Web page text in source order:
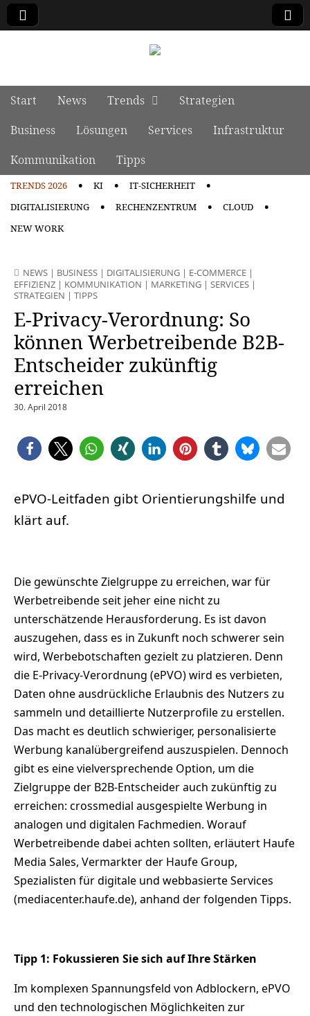
Main menu
Skip to content
Start News Trends
Strategien
Business
Lösungen Services
Infrastruktur
Kommunikation
Tipps
TRENDS 2026 KI
IT-SICHERHEIT
DIGITALISIERUNG
RECHENZENTRUM
CLOUD
NEW WORK
NEWS | BUSINESS | DIGITALISIERUNG | E-COMMERCE |
EFFIZIENZ | KOMMUNIKATION | MARKETING | SERVICES |
STRATEGIEN | TIPPS
E-Privacy-Verordnung: So
können Werbetreibende B2B-
Entscheider zukünftig
erreichen
30. April 2018
ePVO-Leitfaden gibt Orientierungshilfe und
klärt auf.
Die gewünschte Zielgruppe zu erreichen, war für
Werbetreibende seit jeher eine nicht zu
unterschätzende Herausforderung. Es ist davon
auszugehen, dass es in Zukunft noch schwerer sein
wird, Werbebotschaften gezielt zu platzieren. Denn
die E-Privacy-Verordnung (ePVO) wird es verbieten,
Daten ohne ausdrückliche Erlaubnis des Nutzers zu
sammeln und detaillierte Nutzerprofile zu erstellen.
Das macht es deutlich schwieriger, personalisierte
Werbung kanalübergreifend auszuspielen. Dennoch
gibt es eine vielversprechende Option, um die
Zielgruppe der B2B-Entscheider auch zukünftig zu
erreichen: crossmedial ausgespielte Werbung in
analogen und digitalen Fachmedien. Worauf
Werbetreibende dabei achten sollten, erläutert Haufe
Media Sales, Vermarkter der Haufe Group,
Spezialisten für digitale und webbasierte Services
(mediacenter.haufe.de), anhand der folgenden Tipps.
Tipp 1: Fokussieren Sie sich auf Ihre Stärken
Im komplexen Spannungsfeld von Adblockern, ePVO
und den technologischen Möglichkeiten zur